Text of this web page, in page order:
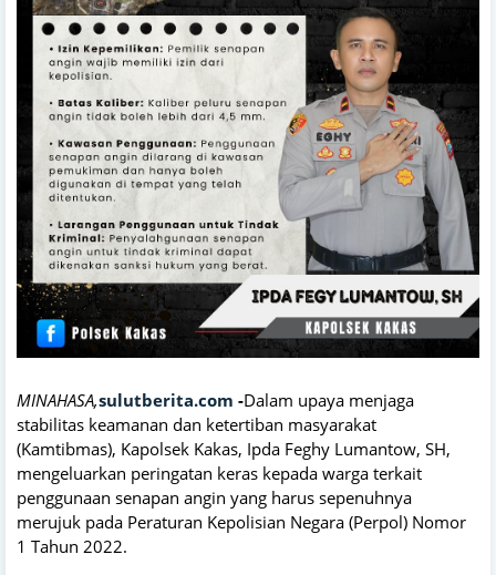
MINAHASA,sulutberita.com -Dalam upaya menjaga
stabilitas keamanan dan ketertiban masyarakat
(Kamtibmas), Kapolsek Kakas, Ipda Feghy Lumantow, SH,
mengeluarkan peringatan keras kepada warga terkait
penggunaan senapan angin yang harus sepenuhnya
merujuk pada Peraturan Kepolisian Negara (Perpol) Nomor
1 Tahun 2022.